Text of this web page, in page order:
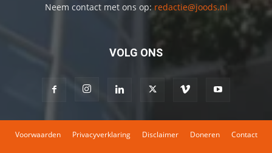
Neem contact met ons op: redactie@joods.nl
VOLG ONS
Voorwaarden Privacyverklaring Disclaimer Doneren Contact